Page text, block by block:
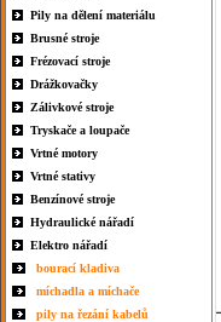
Pily na dělení materiálu
Brusné stroje
Frézovací stroje
Drážkovačky
Zálivkové stroje
Tryskače a loupače
Vrtné motory
Vrtné stativy
Benzínové stroje
Hydraulické nářadí
Elektro nářadí
bourací kladiva
míchadla a míchače
pily na řezání kabelů